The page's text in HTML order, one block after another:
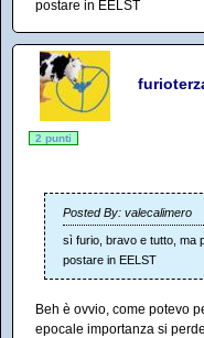
postare in EELST
2 punti
Posted By: valecalimero
sì furio, bravo e tutto, ma
postare in EELST
Beh è ovvio, come potevo
epocale importanza si